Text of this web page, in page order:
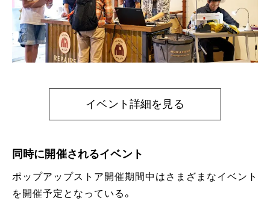
イベント詳細を見る
同時に開催されるイベント
ポップアップストア開催期間中はさまざまなイベント
を開催予定となっている。